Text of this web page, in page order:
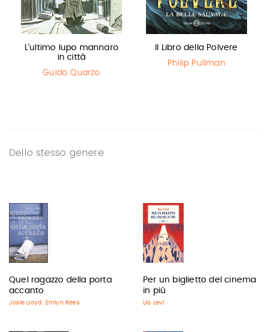
L'ultimo lupo mannaro
in città
Guido Quarzo
Il Libro della Polvere
Philip Pullman
Dello stesso genere
Quel ragazzo della porta
accanto
Josie Lloyd , Emlyn Rees
Per un biglietto del cinema
in più
Lia Levi